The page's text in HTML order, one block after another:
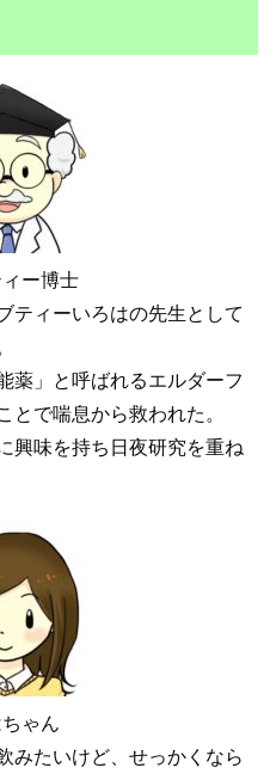
ー博士
ティーいろはの先生として
薬」と呼ばれるエルダーフ
とで喘息から救われた。
興味を持ち日夜研究を重ね
ゃん
みたいけど、せっかくなら